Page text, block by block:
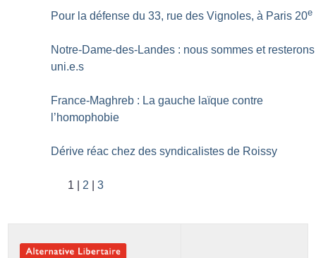
Pour la défense du 33, rue des Vignoles, à Paris 20e
Notre-Dame-des-Landes : nous sommes et resterons
uni.e.s
France-Maghreb : La gauche laïque contre
l’homophobie
Dérive réac chez des syndicalistes de Roissy
1 2 3